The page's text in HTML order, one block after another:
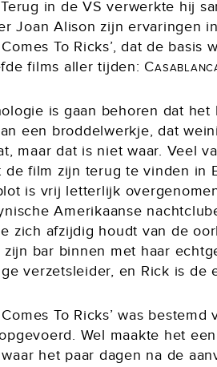
in de VS verwerkte hij
Joan Alison zijn ervaringen
To Ricks’, dat de basis
films aller tijden:
is gaan behoren dat
een broddelwerkje, dat
maar dat is niet waar. Veel
de film zijn terug te vinden in
is vrij letterlijk
Amerikaanse
zich afzijdig houdt van de
bar binnen met haar
verzetsleider, en Rick is de
To Ricks’ was bestemd
Wel maakte het
het paar dagen na de